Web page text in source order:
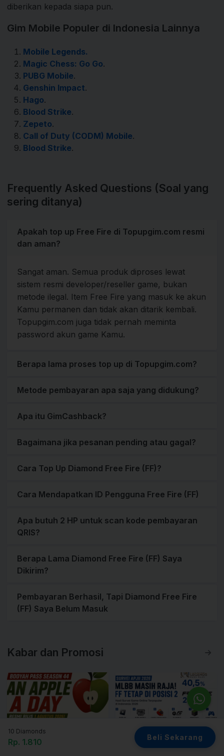
diberikan kepada siapa pun.
Gim Mobile Populer di Indonesia Lainnya
Mobile Legends.
Magic Chess: Go Go.
PUBG Mobile.
Genshin Impact.
Hago.
Blood Strike.
Zepeto.
Call of Duty (CODM) Mobile.
Blood Strike.
Frequently Asked Questions (Soal yang
sering ditanya)
Apakah top up Free Fire di Topupgim.com resmi
dan aman?
Sangat aman. Semua produk diproses lewat
sistem resmi developer/reseller game, bukan
metode ilegal. Item Free Fire yang masuk ke akun
Kamu permanen dan tidak akan ditarik kembali.
Topupgim.com juga tidak pernah meminta
password akun game Kamu.
Berapa lama proses top up di Topupgim.com?
Metode pembayaran apa saja yang didukung?
Apa itu GimCashback?
Bagaimana jika pesanan pending atau gagal?
Cara Top Up Diamond Free Fire (FF)?
Cara Mendapatkan ID Pengguna Free Fire (FF)
Apa butuh 2 HP untuk scan kode pembayaran
QRIS?
Berapa Lama Diamond Free Fire (FF) Saya
Dikirim?
Pembayaran Berhasil, Tapi Diamond Free Fire
(FF) Saya Belum Masuk
Kabar dan Promosi
10 Diamonds
Rp. 1.810 Beli Sekarang